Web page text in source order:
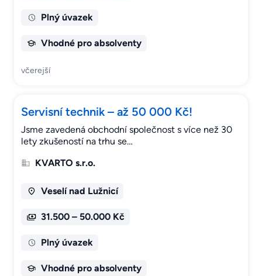
Plný úvazek
Vhodné pro absolventy
včerejší
Servisní technik – až 50 000 Kč!
Jsme zavedená obchodní společnost s více než 30
lety zkušeností na trhu se…
KVARTO s.r.o.
Veselí nad Lužnicí
31.500 – 50.000 Kč
Plný úvazek
Vhodné pro absolventy